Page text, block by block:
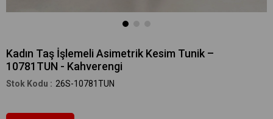
Kadın Taş İşlemeli Asimetrik Kesim Tunik –
10781TUN - Kahverengi
26S-10781TUN